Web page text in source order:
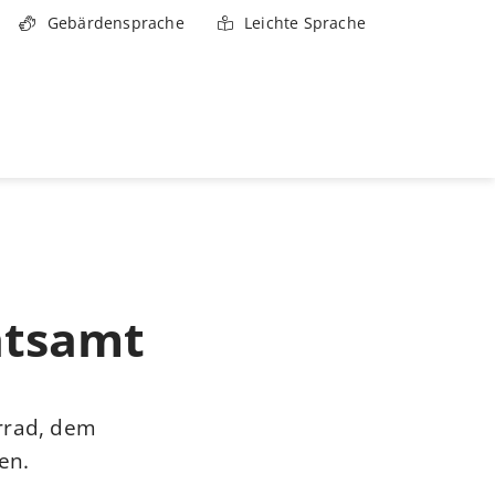
Gebärdensprache Leichte Sprache
dem